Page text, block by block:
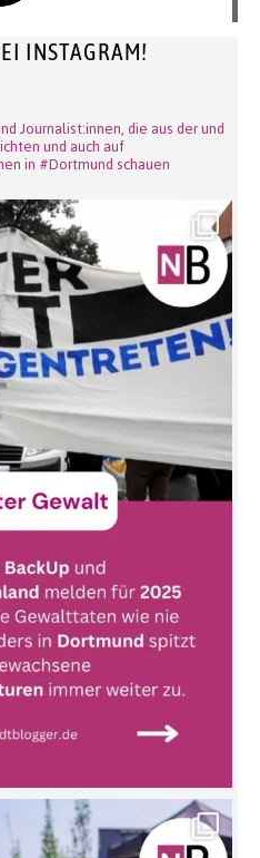
INSTAGRAM!
Journalist:innen, die aus der und
und auch auf
in #Dortmund schauen